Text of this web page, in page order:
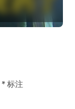
* 标注